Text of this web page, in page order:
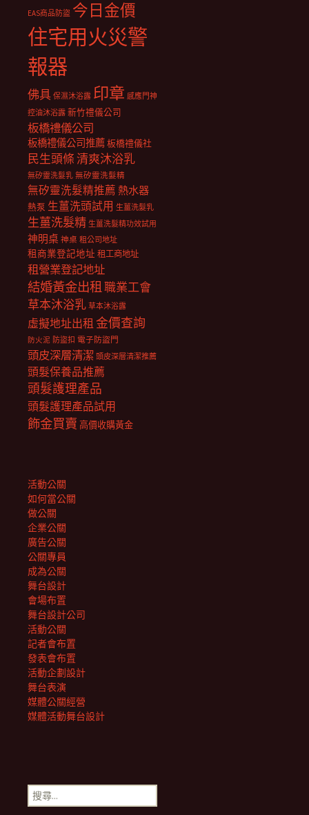
EAS商品防盜 今日金價
住宅用火災警
報器
佛具 保濕沐浴露 印章 感應門神
控油沐浴露 新竹禮儀公司
板橋禮儀公司
板橋禮儀公司推薦板橋禮儀社
民生頭條清爽沐浴乳
無矽靈洗髮乳 無矽靈洗髮精
無矽靈洗髮精推薦 熱水器
熱泵 生薑洗頭試用 生薑洗髮乳
生薑洗髮精 生薑洗髮精功效試用
神明桌 神桌 租公司地址
租商業登記地址 租工商地址
租營業登記地址
結婚黃金出租職業工會
草本沐浴乳 草本沐浴露
虛擬地址出租 金價查詢
防火泥 防盜扣 電子防盜門
頭皮深層清潔 頭皮深層清潔推薦
頭髮保養品推薦
頭髮護理產品
頭髮護理產品試用
飾金買賣 高價收購黃金
活動公關
如何當公關
做公關
企業公關
廣告公關
公關專員
成為公關
舞台設計
會場布置
舞台設計公司
活動公關
記者會布置
發表會布置
活動企劃設計
舞台表演
媒體公關經營
媒體活動舞台設計
搜
尋